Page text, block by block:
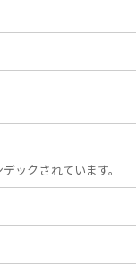
ックされています。